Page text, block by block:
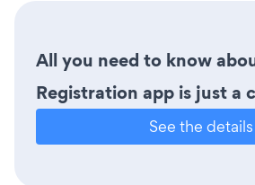
All you need to know
Registration app is just a
See the details